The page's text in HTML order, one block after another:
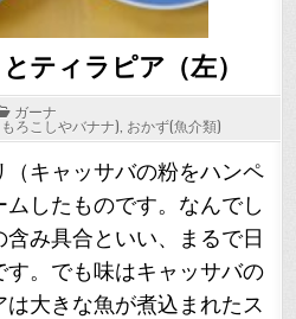
ティラピア（左）
POSTED
IN
ガーナ
ろこしやバナナ) おかず(魚介類)
キャッサバの粉をハンペ
したものです。なんでし
み具合といい、まるで日
。でも味はキャッサバの
大きな魚が煮込まれたス